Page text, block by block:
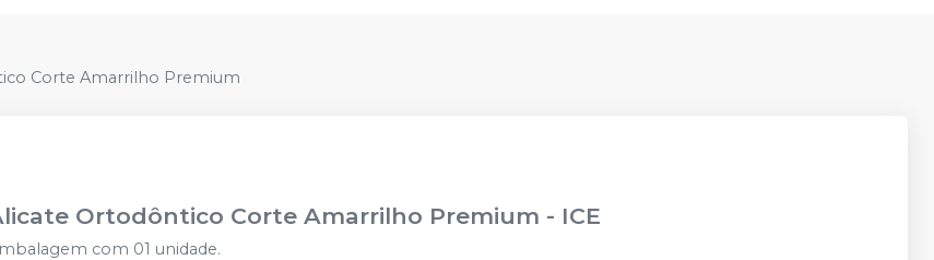
Corte Amarrilho Premium
Ortodôntico Corte Amarrilho Premium - ICE
com 01 unidade.